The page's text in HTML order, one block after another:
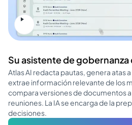
Su asistente de gobernanza
Atlas AI redacta pautas, genera atas
extrae información relevante de los
compara versiones de documentos
reuniones. La IA se encarga de la
decisiones.